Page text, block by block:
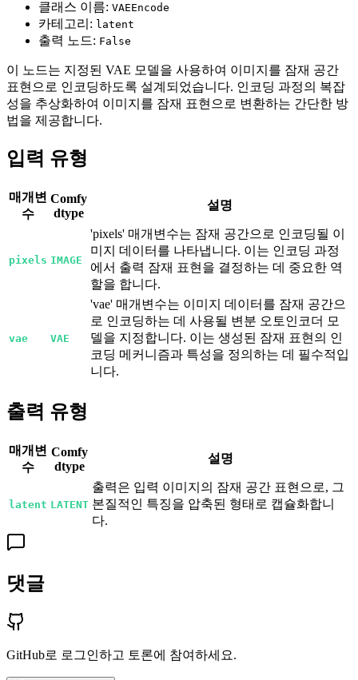
클래스 이름: VAEEncode
카테고리: latent
출력 노드: False
이 노드는 지정된 VAE 모델을 사용하여 이미지를 잠재 공간
표현으로 인코딩하도록 설계되었습니다. 인코딩 과정의 복잡
성을 추상화하여 이미지를 잠재 표현으로 변환하는 간단한 방
법을 제공합니다.
입력 유형
매개변
수
Comfy
dtype
설명
pixels IMAGE
'pixels' 매개변수는 잠재 공간으로 인코딩될 이
미지 데이터를 나타냅니다. 이는 인코딩 과정
에서 출력 잠재 표현을 결정하는 데 중요한 역
할을 합니다.
vae VAE
'vae' 매개변수는 이미지 데이터를 잠재 공간으
로 인코딩하는 데 사용될 변분 오토인코더 모
델을 지정합니다. 이는 생성된 잠재 표현의 인
코딩 메커니즘과 특성을 정의하는 데 필수적입
니다.
출력 유형
매개변
수
Comfy
dtype
설명
latent LATENT
출력은 입력 이미지의 잠재 공간 표현으로, 그
본질적인 특징을 압축된 형태로 캡슐화합니
다.
댓글
GitHub로 로그인하고 토론에 참여하세요.